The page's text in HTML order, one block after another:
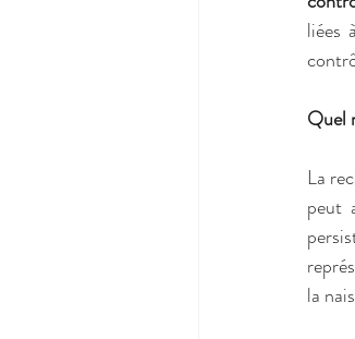
liées
Quel
La
peut
la